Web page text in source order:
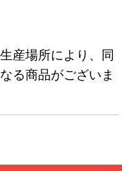
産場所により、同
る商品がございま